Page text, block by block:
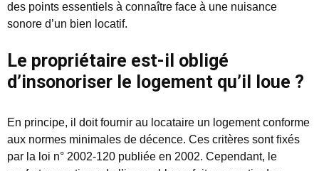
des points essentiels à connaître face à une nuisance
sonore d’un bien locatif.
Le propriétaire est-il obligé
d’insonoriser le logement qu’il loue ?
En principe, il doit fournir au locataire un logement conforme
aux normes minimales de décence. Ces critères sont fixés
par la loi n° 2002-120 publiée en 2002. Cependant, le